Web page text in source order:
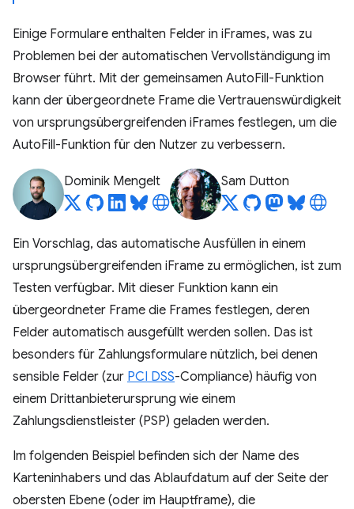
Einige Formulare enthalten Felder in iFrames, was zu
Problemen bei der automatischen Vervollständigung im
Browser führt. Mit der gemeinsamen AutoFill-Funktion
kann der übergeordnete Frame die Vertrauenswürdigkeit
von ursprungsübergreifenden iFrames festlegen, um die
AutoFill-Funktion für den Nutzer zu verbessern.
Dominik Mengelt Sam Dutton
Ein Vorschlag, das automatische Ausfüllen in einem
ursprungsübergreifenden iFrame zu ermöglichen, ist zum
Testen verfügbar. Mit dieser Funktion kann ein
übergeordneter Frame die Frames festlegen, deren
Felder automatisch ausgefüllt werden sollen. Das ist
besonders für Zahlungsformulare nützlich, bei denen
sensible Felder (zur PCI DSS-Compliance) häufig von
einem Drittanbieterursprung wie einem
Zahlungsdienstleister (PSP) geladen werden.
Im folgenden Beispiel befinden sich der Name des
Karteninhabers und das Ablaufdatum auf der Seite der
obersten Ebene (oder im Hauptframe), die